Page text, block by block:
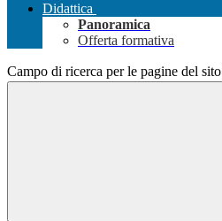
Didattica
Panoramica
Offerta formativa
Campo di ricerca per le pagine del sito